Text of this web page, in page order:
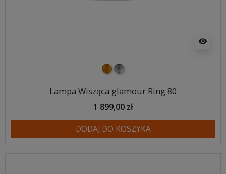
visibility
złotysrebrny
Lampa Wisząca glamour Ring 80
1 899,00 zł
DODAJ DO KOSZYKA